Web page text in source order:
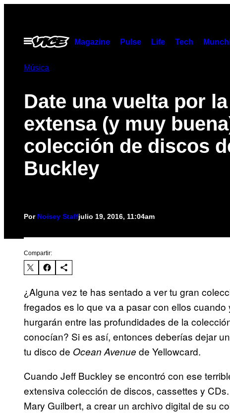
contenido
Abrir
Menú
Magazine Pulse Life Tech
Música
Date una vuelta por la
extensa (y muy
colección de discos
Buckley
Por Noisey Staffjulio 19, 2016, 11:04am
Compartir:
¿Alguna vez te has sentado a ver tu gran
fregados es lo que va a pasar con ellos
hurgarán entre las profundidades de la
conocían? Si es así, entonces deberías dejar
tu disco de Ocean Avenue de Yellowcard.
Cuando Jeff Buckley se encontró con ese
extensiva colección de discos, cassettes y
Mary Guilbert, a crear un archivo digital de su